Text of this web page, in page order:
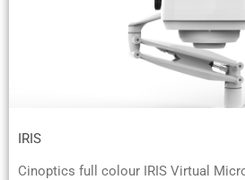
IRIS
Cinoptics full colour IRIS Virtual